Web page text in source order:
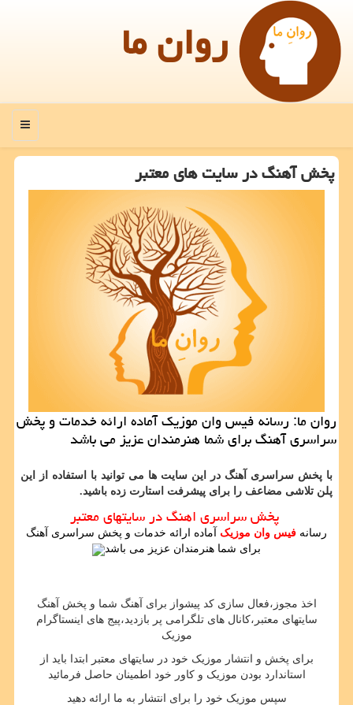
روان ما
منو
پخش آهنگ در سایت های معتبر
روان ما: رسانه فیس وان موزیك آماده ارائه خدمات و پخش
سراسری آهنگ برای شما هنرمندان عزیز می باشد
با پخش سراسری آهنگ در این سایت ها می توانید با استفاده از این
پلن تلاشی مضاعف را برای پیشرفت استارت زده باشید.
پخش سراسری اهنگ در سایتهای معتبر
رسانه فیس وان موزیک
آماده ارائه خدمات و پخش سراسری آهنگ
برای شما هنرمندان عزیز می باشد
اخذ مجوز،فعال سازی کد پیشواز برای آهنگ شما و پخش آهنگ
سایتهای معتبر،کانال های تلگرامی پر بازدید،پیج های اینستاگرام
موزیک
برای پخش و انتشار موزیک خود در سایتهای معتبر ابتدا باید از
استاندارد بودن موزیک و کاور خود اطمینان حاصل فرمائید
سپس موزیک خود را برای انتشار به ما ارائه دهید